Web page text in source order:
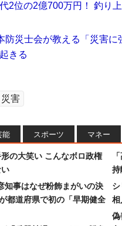
2位の2億700万円！ 釣り
防災士会が教える「災害
きる
災害
能 スポーツ マネー
の大笑い こんなボロ政権
知事はなぜ粉飾まがいの決
都道府県で初の「早期健全
持
相
偽